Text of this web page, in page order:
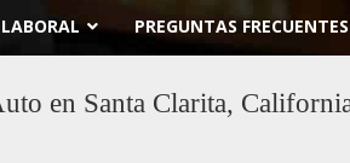
PREGUNTAS FRECUENTES
en Santa Clarita,